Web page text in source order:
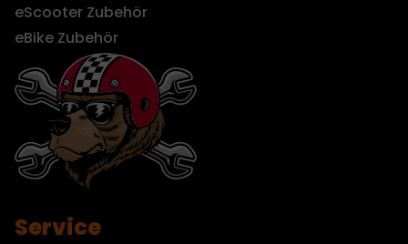
eScooter Zubehör
eBike Zubehör
Service